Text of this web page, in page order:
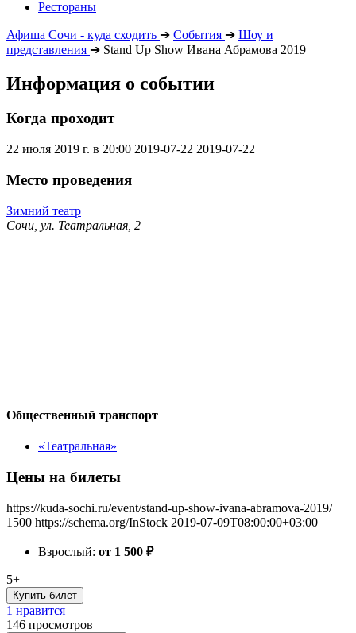
Рестораны
Афиша Сочи - куда сходить ➔ События ➔ Шоу и
представления ➔ Stand Up Show Ивана Абрамова 2019
Информация о событии
Когда проходит
22 июля 2019 г. в 20:00 2019-07-22 2019-07-22
Место проведения
Зимний театр
Сочи, ул. Театральная, 2
Общественный транспорт
«Театральная»
Цены на билеты
https://kuda-sochi.ru/event/stand-up-show-ivana-abramova-2019/
1500 https://schema.org/InStock 2019-07-09T08:00:00+03:00
Взрослый: от 1 500 ₽
5+
Купить билет
1 нравится
146 просмотров